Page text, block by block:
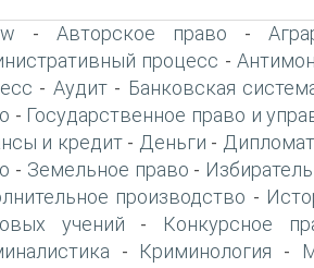
-Авторское право -
процесс -
- Аудит- Банковская
- Государственное право и
и кредит- Деньги -
- Земельное право -
производство -
учений - Конкурсное
- Криминология -